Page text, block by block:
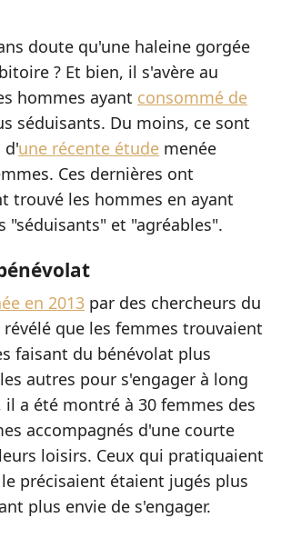
doute qu'une haleine gorgée
? Et bien, il s'avère au
hommes ayant consommé de
séduisants. Du moins, ce sont
d'une récente étude menée
Ces dernières ont
trouvé les hommes en ayant
"séduisants" et "agréables".
en 2013 par des chercheurs du
révélé que les femmes trouvaient
faisant du bénévolat plus
autres pour s'engager à long
a été montré à 30 femmes des
accompagnés d'une courte
loisirs. Ceux qui pratiquaient
précisaient étaient jugés plus
plus envie de s'engager.